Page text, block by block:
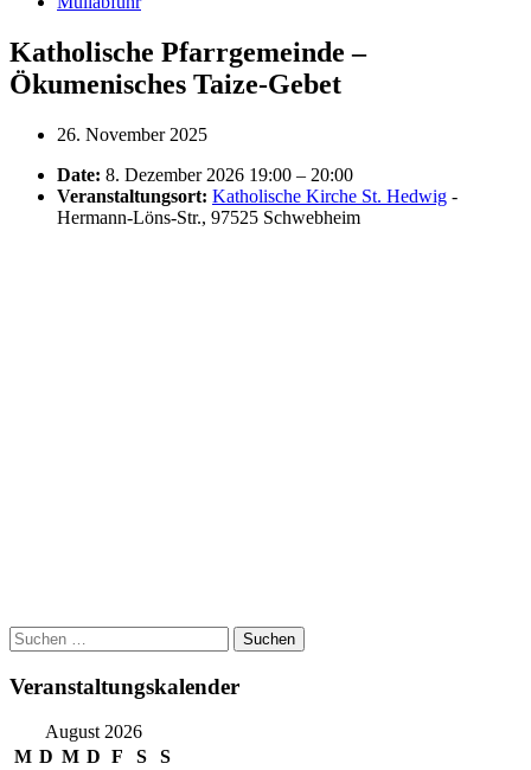
Katholische Pfarrgemeinde –
Ökumenisches Taize-Gebet
26. November 2025
Date: 8. Dezember 2026 19:00 – 20:00
Veranstaltungsort: Katholische Kirche St. Hedwig -
Hermann-Löns-Str., 97525 Schwebheim
Post
navigation
Suchen
nach:
Veranstaltungskalender
August 2026
M D M D F S
S